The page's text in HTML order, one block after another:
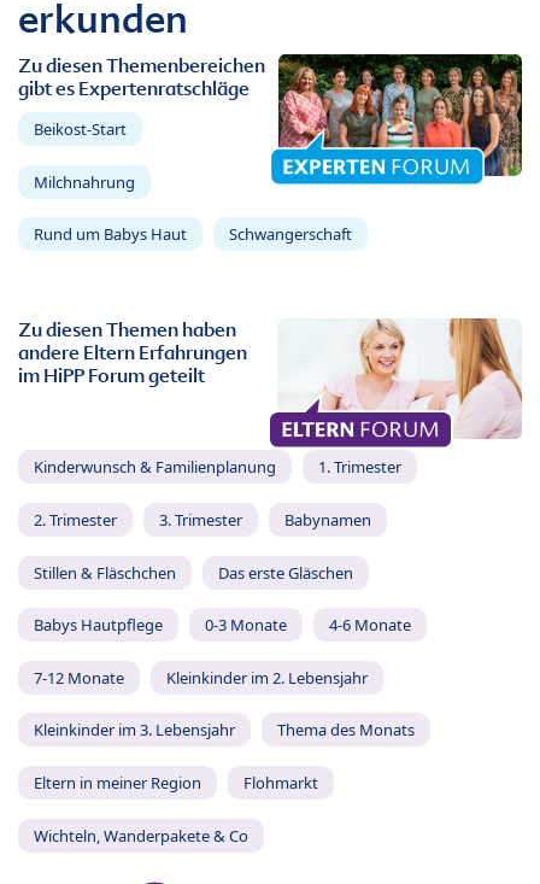
erkunden
Zu diesen Themenbereichen
gibt es Expertenratschläge
Beikost-Start
Milchnahrung
Rund um Babys Haut Schwangerschaft
Zu diesen Themen haben
andere Eltern Erfahrungen
im HiPP Forum geteilt
Kinderwunsch & Familienplanung 1. Trimester
2. Trimester 3. Trimester Babynamen
Stillen & Fläschchen Das erste Gläschen
Babys Hautpflege 0-3 Monate 4-6 Monate
7-12 Monate Kleinkinder im 2. Lebensjahr
Kleinkinder im 3. Lebensjahr Thema des Monats
Eltern in meiner Region Flohmarkt
Wichteln, Wanderpakete & Co